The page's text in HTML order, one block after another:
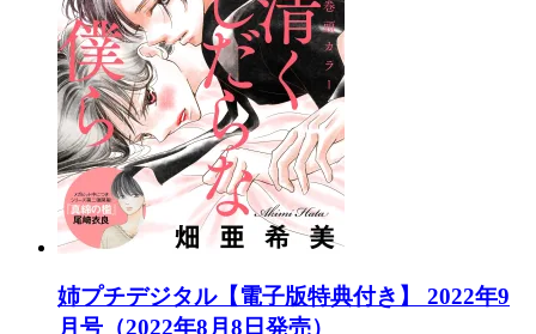
姉プチデジタル【電子版特典付き】 2022年9
月号（2022年8月8日発売）